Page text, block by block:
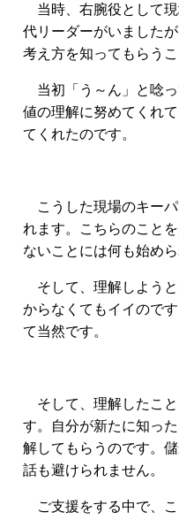
当時、右腕役として
代リーダーがいました
考え方を知ってもらうこ
当初「う～ん」と唸
値の理解に努めてくれ
てくれたのです。
こうした現場のキー
れます。こちらのこと
ないことには何も始めら
そして、理解しよう
からなくてもイイので
て当然です。
そして、理解したこ
す。自分が新たに知っ
解してもらうのです。
話も避けられません。
ご支援をする中で、